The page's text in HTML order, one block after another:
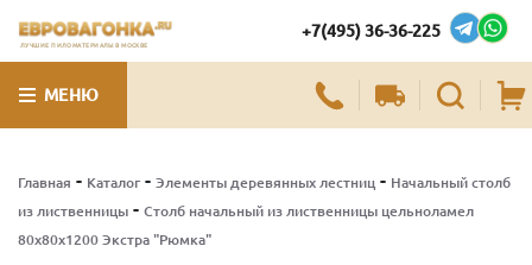
ЛУЧШИЕ ПИЛОМАТЕРИАЛЫ В МОСКВЕ
+7(495) 36-36-225
МЕНЮ
Главная - Каталог - Элементы деревянных лестниц - Начальный столб
из лиственницы - Столб начальный из лиственницы цельноламел
80х80х1200 Экстра "Рюмка"